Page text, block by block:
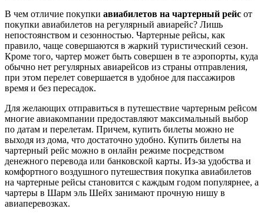
В чем отличие покупки авиабилетов на чартерный рейс от
покупки авиабилетов на регулярный авиарейс? Лишь
непостоянством и сезонностью. Чартерные рейсы, как
правило, чаще совершаются в жаркий туристический сезон.
Кроме того, чартер может быть совершен в те аэропорты, куда
обычно нет регулярных авиарейсов из страны отправления,
при этом перелет совершается в удобное для пассажиров
время и без пересадок.
Для желающих отправиться в путешествие чартерным рейсом
многие авиакомпании предоставляют максимальный выбор
по датам и перелетам. Причем, купить билеты можно не
выходя из дома, что достаточно удобно. Купить билеты на
чартерный рейс можно в онлайн режиме посредством
денежного перевода или банковской карты. Из-за удобства и
комфортного воздушного путешествия покупка авиабилетов
на чартерные рейсы становится с каждым годом популярнее, а
чартеры в Шарм эль Шейх занимают прочную нишу в
авиаперевозках.